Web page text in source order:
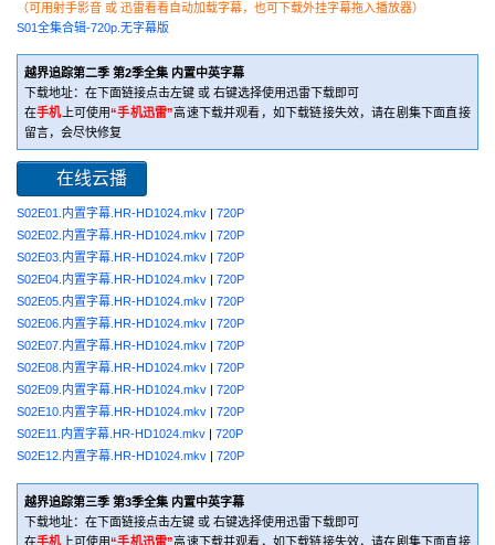
（可用射手影音 或 迅雷看看自动加载字幕，也可下载外挂字幕拖入播放器）
S01全集合辑-720p.无字幕版
越界追踪第二季 第2季全集 内置中英字幕
下载地址：在下面链接点击左键 或 右键选择使用迅雷下载即可
在手机上可使用“手机迅雷”高速下载并观看，如下载链接失效，请在剧集下面直接
留言，会尽快修复
在线云播
S02E01.内置字幕.HR-HD1024.mkv | 720P
S02E02.内置字幕.HR-HD1024.mkv | 720P
S02E03.内置字幕.HR-HD1024.mkv | 720P
S02E04.内置字幕.HR-HD1024.mkv | 720P
S02E05.内置字幕.HR-HD1024.mkv | 720P
S02E06.内置字幕.HR-HD1024.mkv | 720P
S02E07.内置字幕.HR-HD1024.mkv | 720P
S02E08.内置字幕.HR-HD1024.mkv | 720P
S02E09.内置字幕.HR-HD1024.mkv | 720P
S02E10.内置字幕.HR-HD1024.mkv | 720P
S02E11.内置字幕.HR-HD1024.mkv | 720P
S02E12.内置字幕.HR-HD1024.mkv | 720P
越界追踪第三季 第3季全集 内置中英字幕
下载地址：在下面链接点击左键 或 右键选择使用迅雷下载即可
在手机上可使用“手机迅雷”高速下载并观看，如下载链接失效，请在剧集下面直接